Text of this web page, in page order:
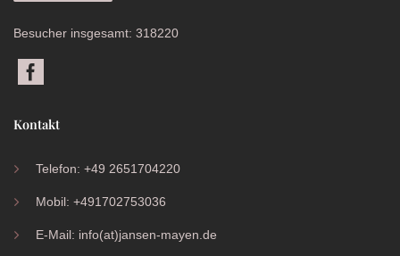
Besucher insgesamt: 318220
Kontakt
Telefon: +49 2651704220
Mobil: +491702753036
E-Mail: info(at)jansen-mayen.de